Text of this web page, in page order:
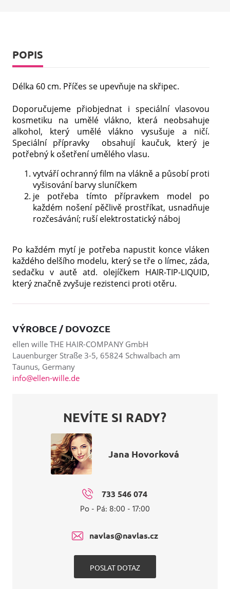
POPIS
Délka 60 cm. Příčes se upevňuje na skřipec.
Doporučujeme přiobjednat i speciální vlasovou
kosmetiku na umělé vlákno, která neobsahuje
alkohol, který umělé vlákno vysušuje a ničí.
Speciální přípravky obsahují kaučuk, který je
potřebný k ošetření umělého vlasu.
vytváří ochranný film na vlákně a působí proti
vyšisování barvy sluníčkem
je potřeba tímto přípravkem model po
každém nošení pěčlivě prostříkat, usnadňuje
rozčesávání; ruší elektrostatický náboj
Po každém mytí je potřeba napustit konce vláken
každého delšího modelu, který se tře o límec, záda,
sedačku v autě atd. olejíčkem HAIR-TIP-LIQUID,
který značně zvyšuje rezistenci proti otěru.
VÝROBCE / DOVOZCE
ellen wille THE HAIR-COMPANY GmbH
Lauenburger Straße 3-5, 65824 Schwalbach am
Taunus, Germany
info@ellen-wille.de
NEVÍTE SI RADY?
Jana Hovorková
733 546 074
Po - Pá: 8:00 - 17:00
navlas@navlas.cz
POSLAT DOTAZ